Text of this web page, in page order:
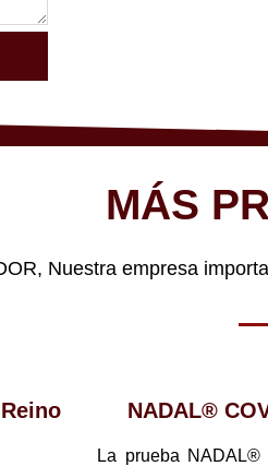
MÁS
Nuestra empresa
NADAL®
La prueba